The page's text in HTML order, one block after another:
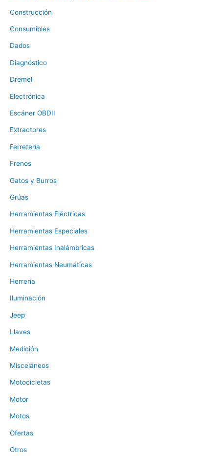
Construcción
Consumibles
Dados
Diagnóstico
Dremel
Electrónica
Escáner OBDII
Extractores
Ferretería
Frenos
Gatos y Burros
Grúas
Herramientas Eléctricas
Herramientas Especiales
Herramientas Inalámbricas
Herramientas Neumáticas
Herrería
Iluminación
Jeep
Llaves
Medición
Misceláneos
Motocicletas
Motor
Motos
Ofertas
Otros